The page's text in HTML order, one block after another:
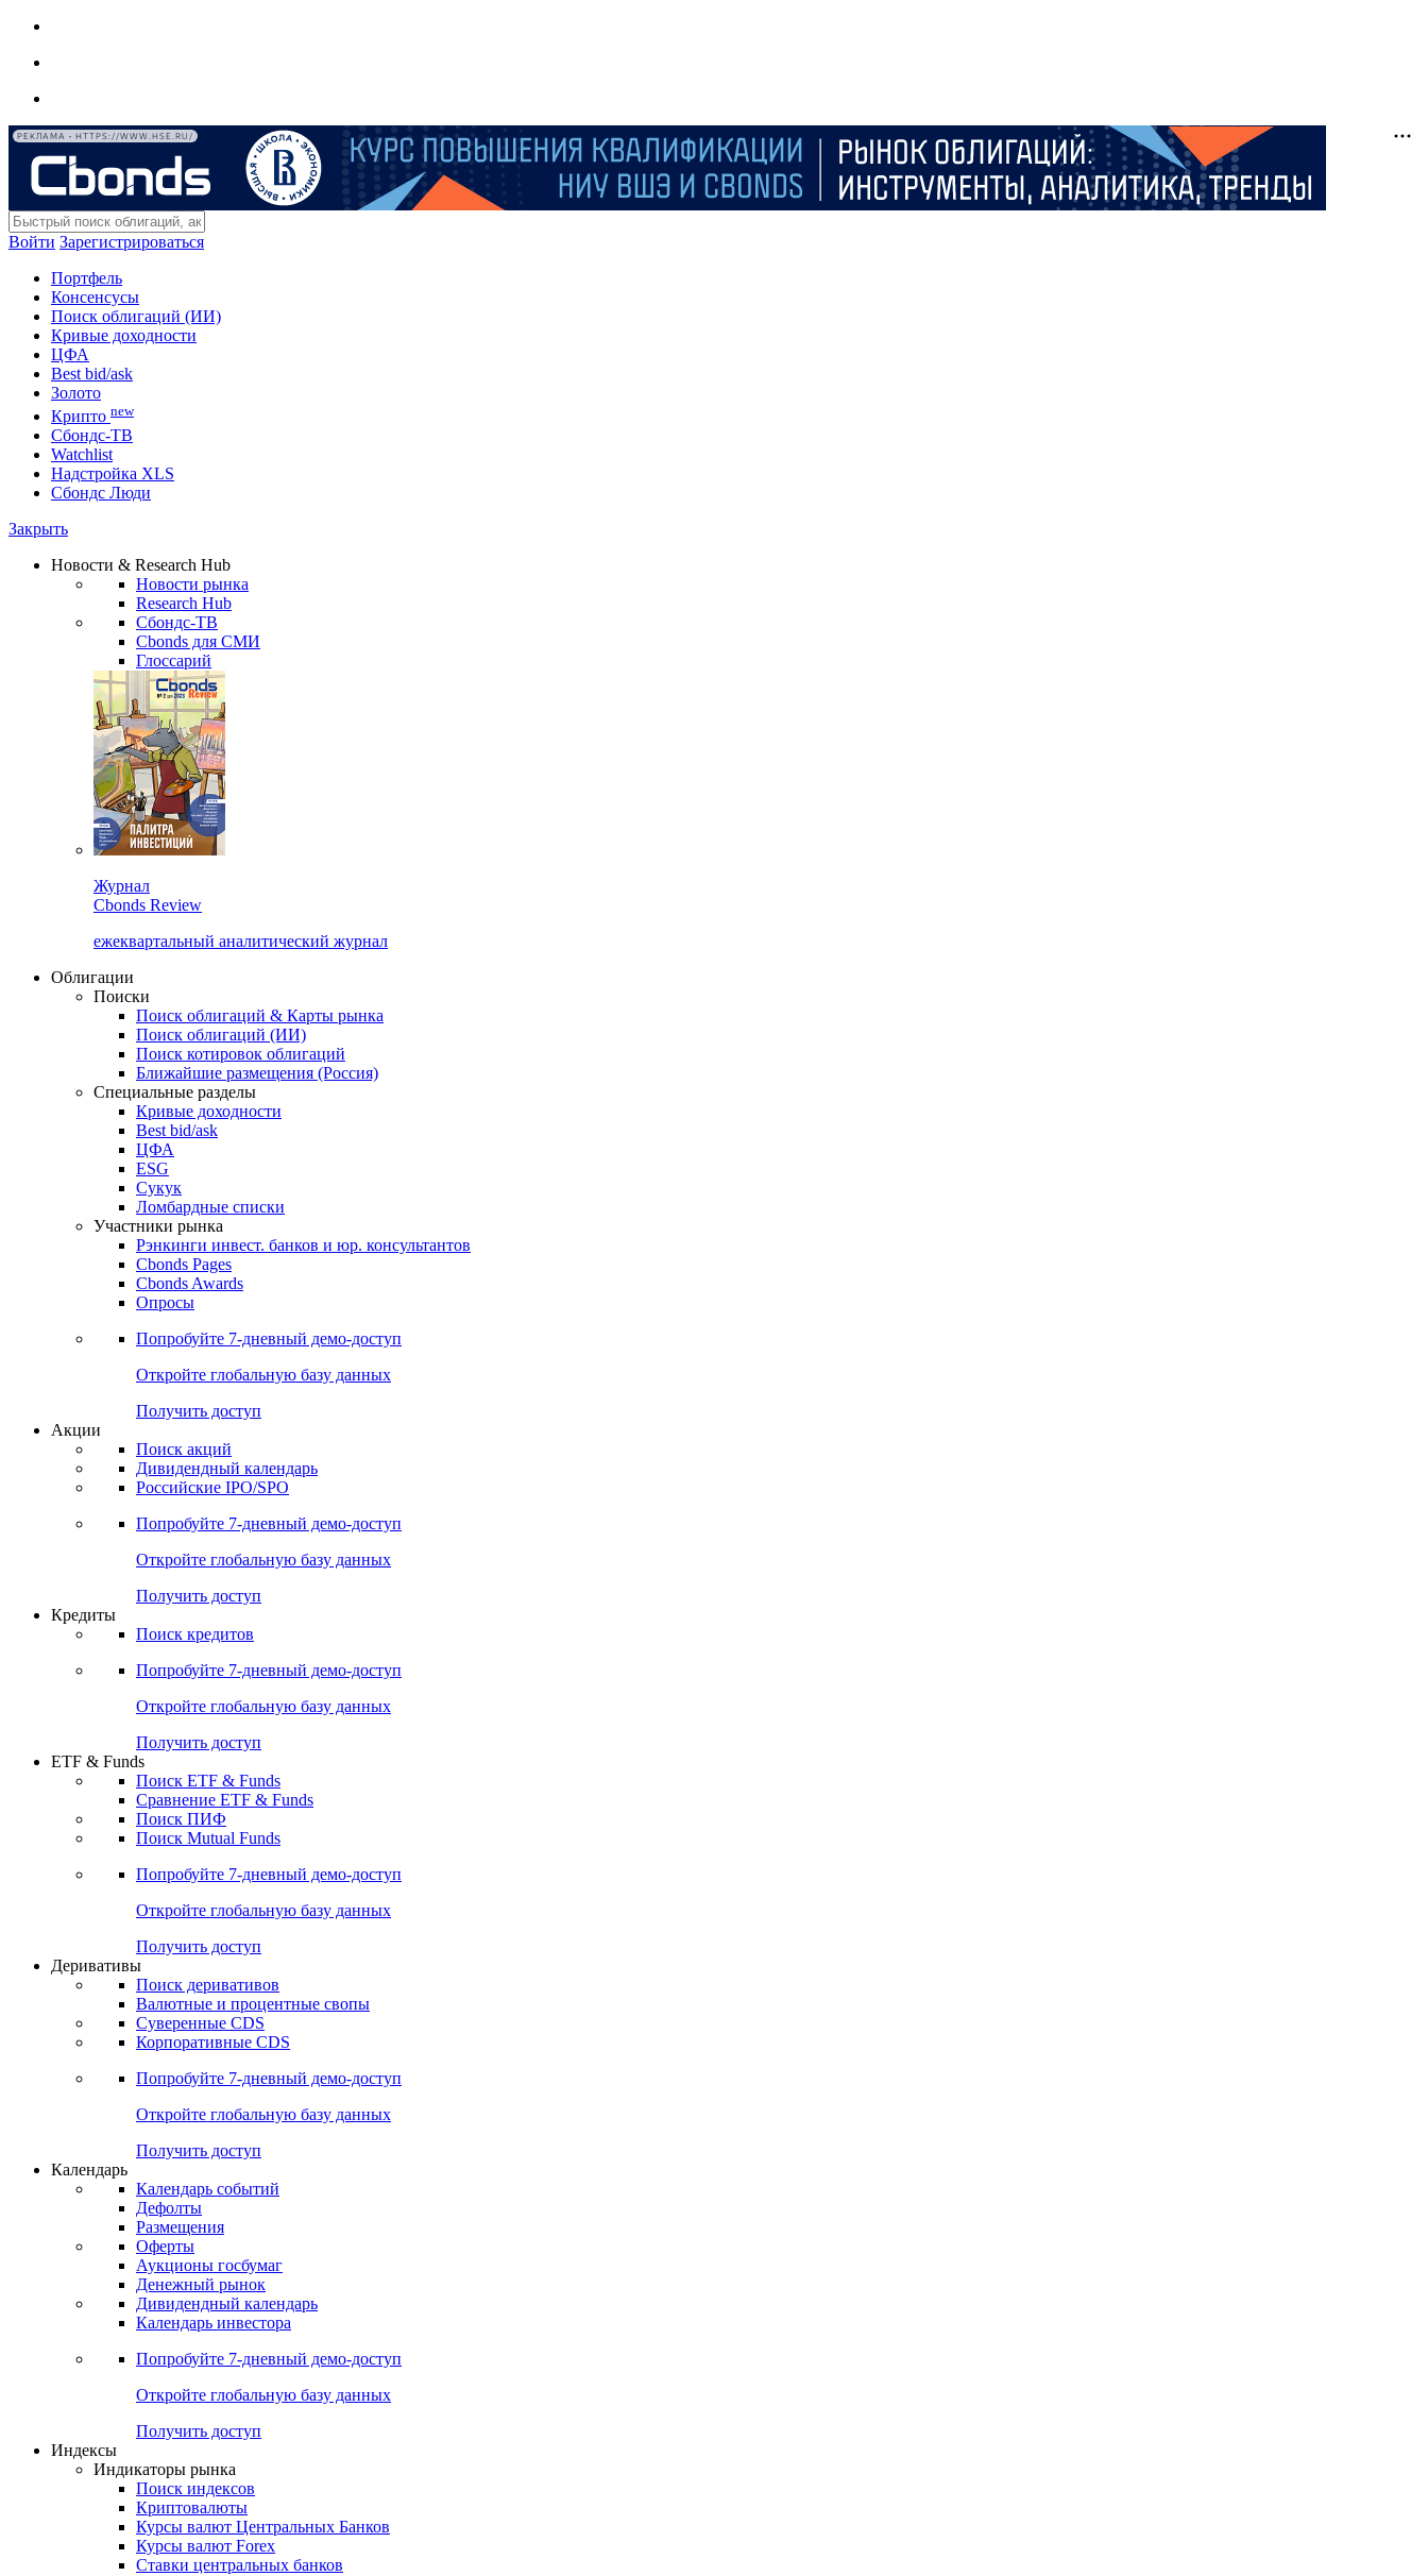
РЕКЛАМА • HTTPS://WWW.HSE.RU/
Войти Зарегистрироваться
Портфель
Консенсусы
Поиск облигаций (ИИ)
Кривые доходности
ЦФА
Best bid/ask
Золото
Крипто new
Сбондс-ТВ
Watchlist
Надстройка XLS
Сбондс Люди
Закрыть
Новости & Research Hub
Новости рынка
Research Hub
Сбондс-ТВ
Cbonds для СМИ
Глоссарий
Журнал
Cbonds Review
ежеквартальный аналитический журнал
Облигации
Поиски
Поиск облигаций & Карты рынка
Поиск облигаций (ИИ)
Поиск котировок облигаций
Ближайшие размещения (Россия)
Специальные разделы
Кривые доходности
Best bid/ask
ЦФА
ESG
Сукук
Ломбардные списки
Участники рынка
Рэнкинги инвест. банков и юр. консультантов
Cbonds Pages
Cbonds Awards
Опросы
Попробуйте 7-дневный демо-доступ
Откройте глобальную базу данных
Получить доступ
Акции
Поиск акций
Дивидендный календарь
Российские IPO/SPO
Попробуйте 7-дневный демо-доступ
Откройте глобальную базу данных
Получить доступ
Кредиты
Поиск кредитов
Попробуйте 7-дневный демо-доступ
Откройте глобальную базу данных
Получить доступ
ETF & Funds
Поиск ETF & Funds
Сравнение ETF & Funds
Поиск ПИФ
Поиск Mutual Funds
Попробуйте 7-дневный демо-доступ
Откройте глобальную базу данных
Получить доступ
Деривативы
Поиск деривативов
Валютные и процентные свопы
Суверенные CDS
Корпоративные CDS
Попробуйте 7-дневный демо-доступ
Откройте глобальную базу данных
Получить доступ
Календарь
Календарь событий
Дефолты
Размещения
Оферты
Аукционы госбумаг
Денежный рынок
Дивидендный календарь
Календарь инвестора
Попробуйте 7-дневный демо-доступ
Откройте глобальную базу данных
Получить доступ
Индексы
Индикаторы рынка
Поиск индексов
Криптовалюты
Курсы валют Центральных Банков
Курсы валют Forex
Ставки центральных банков